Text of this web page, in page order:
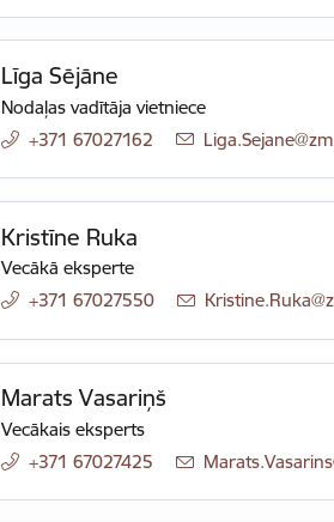
Līga Sējāne
Nodaļas vadītāja vietniece
+371 67027162
E-pasts:
Kristīne Ruka
Vecākā eksperte
+371 67027550
E-pasts:
Marats Vasariņš
Vecākais eksperts
+371 67027425
E-pasts: